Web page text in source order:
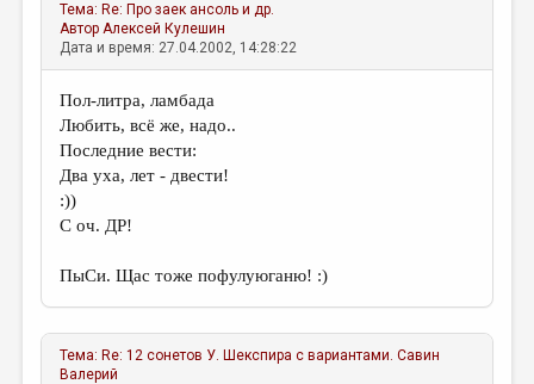
Тема: Re: Про заек ансоль и др.
АвторАлексей Кулешин
Дата и время: 27.04.2002, 14:28:22
Пол-литра, ламбада
Любить, всё же, надо..
Последние вести:
Два уха, лет - двести!
:))
С оч. ДР!
ПыСи. Щас тоже пофулуюганю! :)
Тема: Re: 12 сонетов У. Шекспира c вариантами. Савин
Валерий